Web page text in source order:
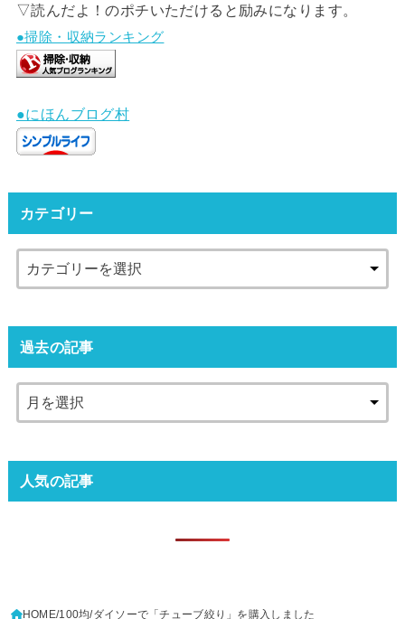
▽読んだよ！のポチいただけると励みになります。
●掃除・収納ランキング
●にほんブログ村
カテゴリー
過去の記事
人気の記事
HOME 100均 ダイソーで「チューブ絞り」を購入しました